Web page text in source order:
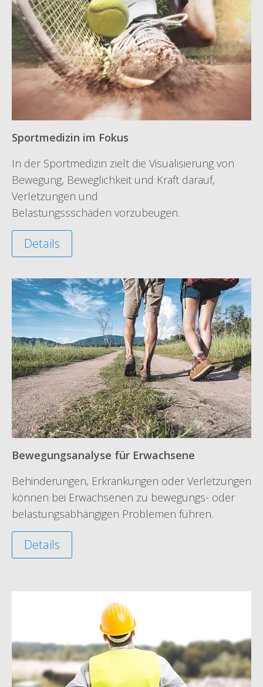
Sportmedizin im Fokus
In der Sportmedizin zielt die Visualisierung von
Bewegung, Beweglichkeit und Kraft darauf,
Verletzungen und
Belastungssschäden vorzubeugen.
Details
Bewegungsanalyse für Erwachsene
Behinderungen, Erkrankungen oder Verletzungen
können bei Erwachsenen zu bewegungs- oder
belastungsabhängigen Problemen führen.
Details